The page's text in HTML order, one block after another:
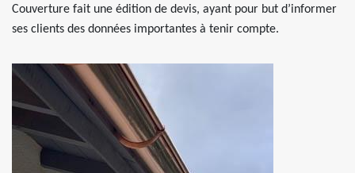
Couverture fait une édition de devis, ayant pour but d’informer
ses clients des données importantes à tenir compte.